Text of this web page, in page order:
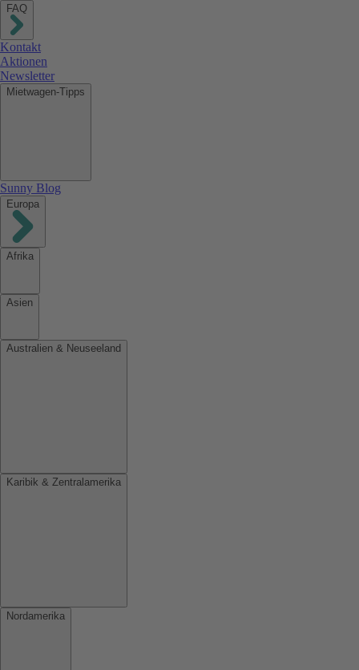
FAQ
Kontakt
Aktionen
Newsletter
Mietwagen-Tipps
Sunny Blog
Europa
Afrika
Asien
Australien & Neuseeland
Karibik & Zentralamerika
Nordamerika